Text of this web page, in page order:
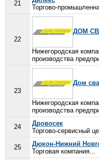
21
Торгово-
22
ДОМ
Нижегородская
производства
23
Дом
Нижегородская
производства
24
Дровосек
Торгово-сервисный
25
Дюкон-Нижний
Торговая компания...